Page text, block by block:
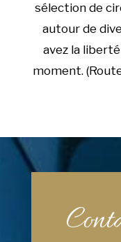
sélection de
autour de
avez la
moment.